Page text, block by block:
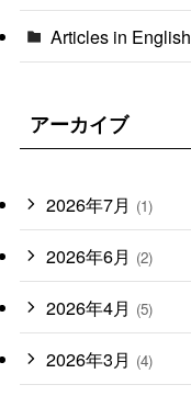
Articles in English
アーカイブ
2026年7月 (1)
2026年6月 (2)
2026年4月 (5)
2026年3月 (4)